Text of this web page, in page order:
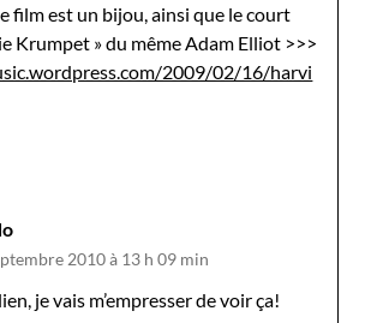
film est un bijou, ainsi que le court
Krumpet » du même Adam Elliot >>>
2009/02/16/harvi
2010 à 13 h 09 min
je vais m’empresser de voir ça!